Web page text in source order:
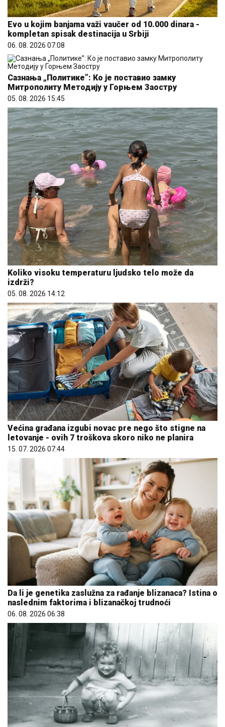
Evo u kojim banjama važi vaučer od 10.000 dinara -
kompletan spisak destinacija u Srbiji
06. 08. 2026 07:08
Сазнања „Политике”: Ко је поставио замку
Митрополиту Методију у Горњем Заостру
05. 08. 2026 15:45
Koliko visoku temperaturu ljudsko telo može da
izdrži?
05. 08. 2026 14:12
Većina građana izgubi novac pre nego što stigne na
letovanje - ovih 7 troškova skoro niko ne planira
15. 07. 2026 07:44
Da li je genetika zaslužna za rađanje blizanaca? Istina o
naslednim faktorima i blizanačkoj trudnoći
06. 08. 2026 06:38